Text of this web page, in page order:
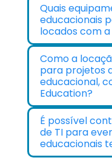
Quais
educacionais
locados com
Como a
para projetos
educacional,
Education?
É possível
de TI para
educacionais